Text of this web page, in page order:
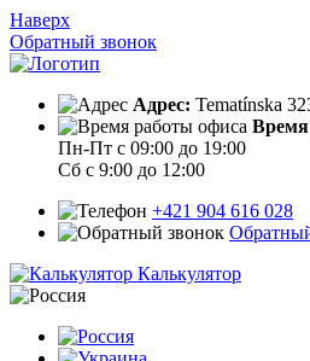
Наверх
Обратный звонок
Адрес: Tematínska
Пн-Пт с 09:00 до 19:00
Сб с 9:00 до 12:00
+421 904 616 028
Калькулятор